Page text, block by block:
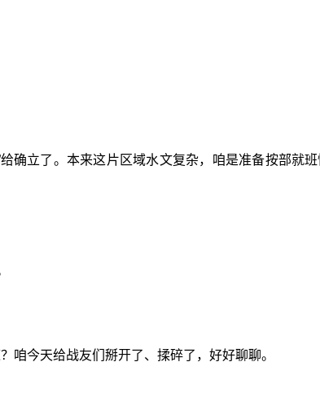
确立了。本来这片区域水文复杂，咱是准备按部就
咱今天给战友们掰开了、揉碎了，好好聊聊。